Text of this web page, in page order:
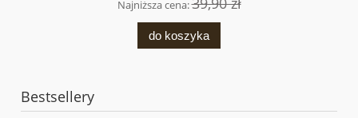
Najniższa cena:
do koszyka
Bestsellery